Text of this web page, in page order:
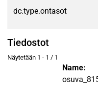
dc.type.ontasot
Tiedostot
Näytetään 1 - 1 / 1
Name: